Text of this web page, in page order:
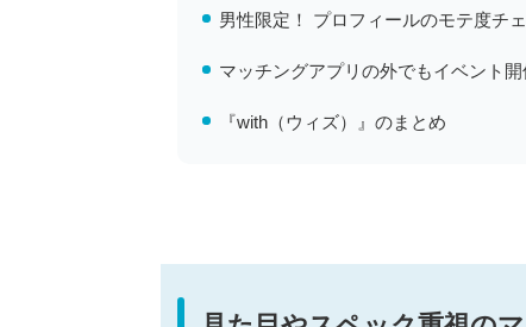
男性限定！ プロフィールのモテ度チ
マッチングアプリの外でもイベント
『with（ウィズ）』のまとめ